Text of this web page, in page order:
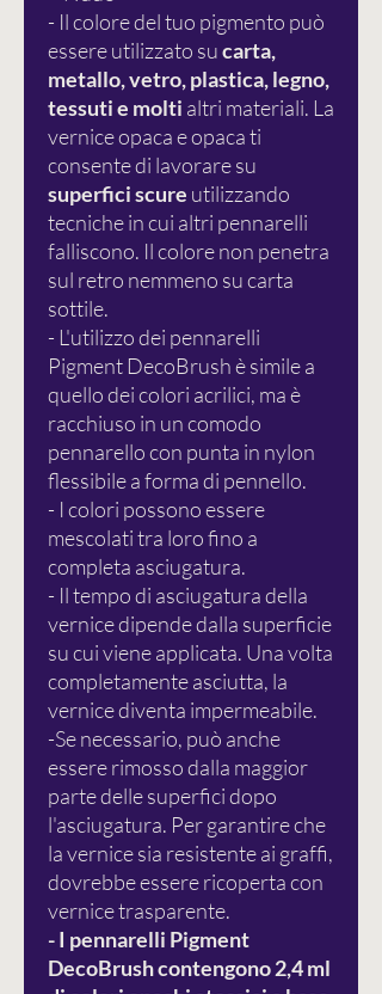
- Il colore del tuo pigmento può
essere utilizzato sucarta,
metallo, vetro, plastica, legno,
tessuti e molti altri materiali. La
vernice opaca e opaca ti
consente di lavorare su
superfici scure utilizzando
tecniche in cui altri pennarelli
falliscono. Il colore non penetra
sul retro nemmeno su carta
sottile.
- L'utilizzo dei pennarelli
Pigment DecoBrush è simile a
quello dei colori acrilici, ma è
racchiuso in un comodo
pennarello con punta in nylon
flessibile a forma di pennello.
- I colori possono essere
mescolati tra loro fino a
completa asciugatura.
- Il tempo di asciugatura della
vernice dipende dalla superficie
su cui viene applicata. Una volta
completamente asciutta, la
vernice diventa impermeabile.
-Se necessario, può anche
essere rimosso dalla maggior
parte delle superfici dopo
l'asciugatura. Per garantire che
la vernice sia resistente ai graffi,
dovrebbe essere ricoperta con
vernice trasparente.
- I pennarelli Pigment
DecoBrush contengono 2,4 ml